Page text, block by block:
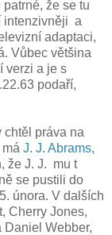
že se tu
intenzivněji a
adaptaci,
Vůbec většina
verzi a je s
podaří,
chtěl práva na
má J. J. Abrams,
že J. J. mu t
se pustili do
února. V dalších
Cherry Jones,
Daniel Webber,